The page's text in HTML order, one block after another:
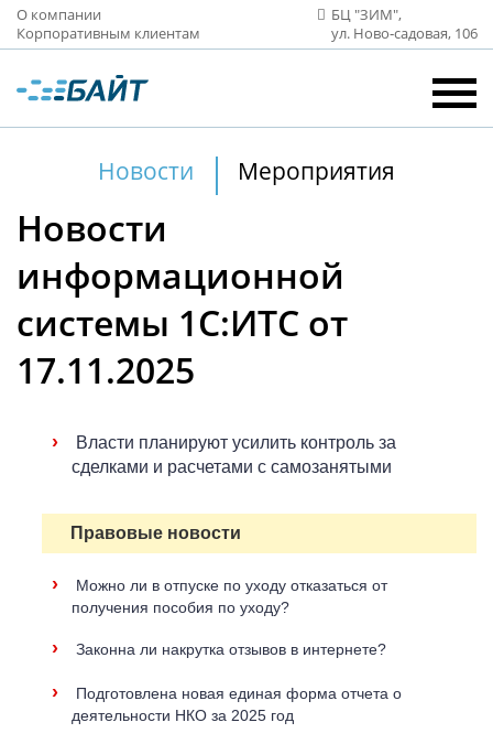
О компании
Корпоративным клиентам
БЦ "ЗИМ",
ул. Ново‑садовая, 106
Новости Мероприятия
Новости
информационной
системы 1С:ИТС от
17.11.2025
›
Власти планируют усилить контроль за
сделками и расчетами с самозанятыми
Правовые новости
›
Можно ли в отпуске по уходу отказаться от
получения пособия по уходу?
› Законна ли накрутка отзывов в интернете?
›
Подготовлена новая единая форма отчета о
деятельности НКО за 2025 год